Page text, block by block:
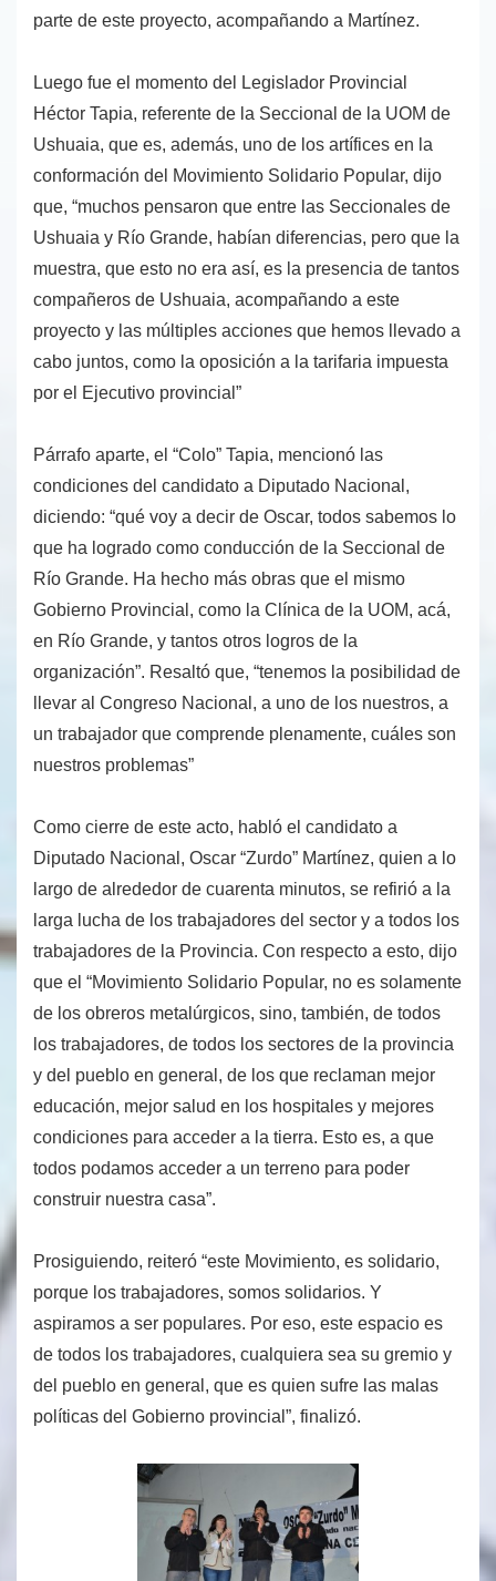
parte de este proyecto, acompañando a Martínez.
Luego fue el momento del Legislador Provincial
Héctor Tapia, referente de la Seccional de la UOM de
Ushuaia, que es, además, uno de los artífices en la
conformación del Movimiento Solidario Popular, dijo
que, “muchos pensaron que entre las Seccionales de
Ushuaia y Río Grande, habían diferencias, pero que la
muestra, que esto no era así, es la presencia de tantos
compañeros de Ushuaia, acompañando a este
proyecto y las múltiples acciones que hemos llevado a
cabo juntos, como la oposición a la tarifaria impuesta
por el Ejecutivo provincial”
Párrafo aparte, el “Colo” Tapia, mencionó las
condiciones del candidato a Diputado Nacional,
diciendo: “qué voy a decir de Oscar, todos sabemos lo
que ha logrado como conducción de la Seccional de
Río Grande. Ha hecho más obras que el mismo
Gobierno Provincial, como la Clínica de la UOM, acá,
en Río Grande, y tantos otros logros de la
organización”. Resaltó que, “tenemos la posibilidad de
llevar al Congreso Nacional, a uno de los nuestros, a
un trabajador que comprende plenamente, cuáles son
nuestros problemas”
Como cierre de este acto, habló el candidato a
Diputado Nacional, Oscar “Zurdo” Martínez, quien a lo
largo de alrededor de cuarenta minutos, se refirió a la
larga lucha de los trabajadores del sector y a todos los
trabajadores de la Provincia. Con respecto a esto, dijo
que el “Movimiento Solidario Popular, no es solamente
de los obreros metalúrgicos, sino, también, de todos
los trabajadores, de todos los sectores de la provincia
y del pueblo en general, de los que reclaman mejor
educación, mejor salud en los hospitales y mejores
condiciones para acceder a la tierra. Esto es, a que
todos podamos acceder a un terreno para poder
construir nuestra casa”.
Prosiguiendo, reiteró “este Movimiento, es solidario,
porque los trabajadores, somos solidarios. Y
aspiramos a ser populares. Por eso, este espacio es
de todos los trabajadores, cualquiera sea su gremio y
del pueblo en general, que es quien sufre las malas
políticas del Gobierno provincial”, finalizó.